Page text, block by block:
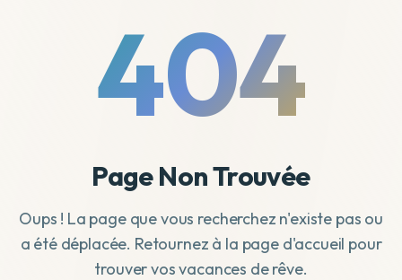
404
Page Non Trouvée
Oups ! La page que vous recherchez n'existe pas ou
a été déplacée. Retournez à la page d'accueil pour
trouver vos vacances de rêve.